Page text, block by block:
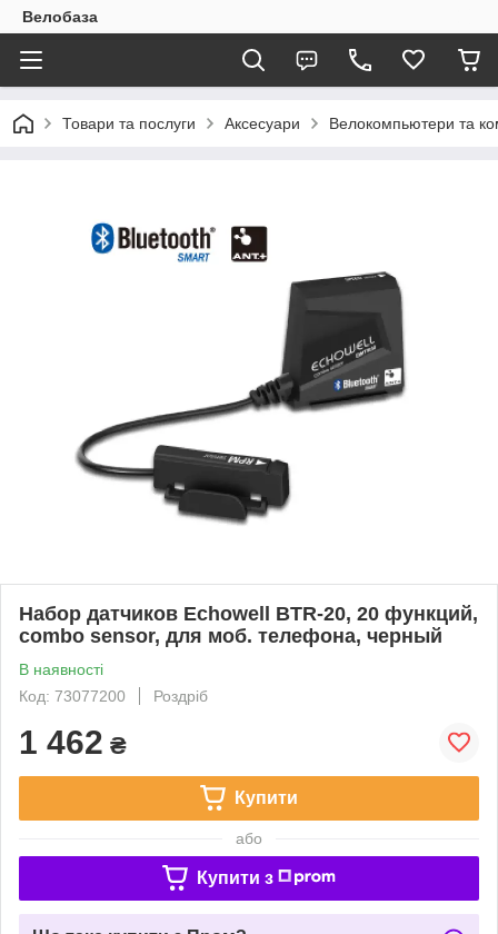
Велобаза
Товари та послуги Аксесуари Велокомпьютери та
Набор датчиков Echowell BTR-20, 20 функций,
combo sensor, для моб. телефона, черный
В наявності
Код: 73077200
Роздріб
1 462 ₴
Купити
або
Купити з